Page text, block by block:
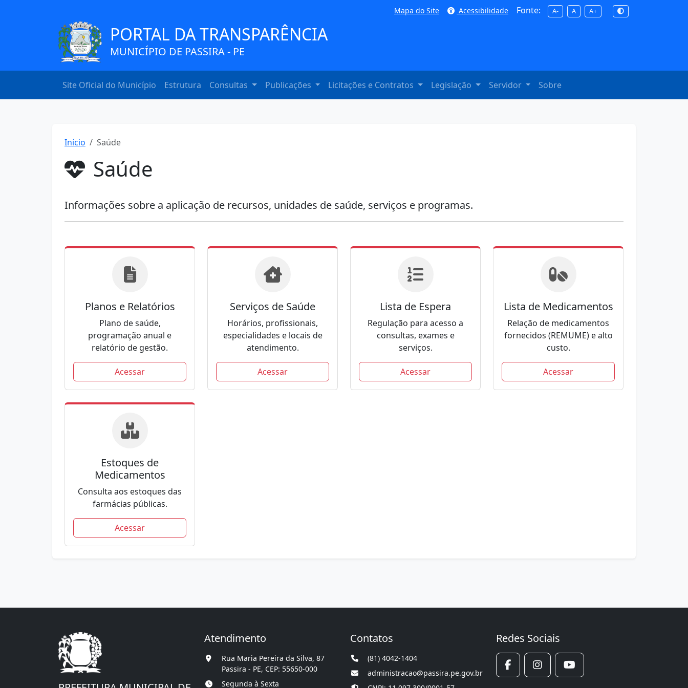
Mapa do Site Acessibilidade Fonte: A- A A+
PORTAL DA TRANSPARÊNCIA
MUNICÍPIO DE PASSIRA - PE
Site Oficial do Município Estrutura Consultas Publicações Licitações e Contratos Legislação Servidor Sobre
Início Saúde
Saúde
Informações sobre a aplicação de recursos, unidades de saúde, serviços e programas.
Planos e Relatórios
Plano de saúde,
programação anual e
relatório de gestão.
Acessar
Serviços de Saúde
Horários, profissionais,
especialidades e locais de
atendimento.
Acessar
Lista de Espera
Regulação para acesso a
consultas, exames e
serviços.
Acessar
Lista de Medicamentos
Relação de medicamentos
fornecidos (REMUME) e alto
custo.
Acessar
Estoques de
Medicamentos
Consulta aos estoques das
farmácias públicas.
Acessar
Atendimento
Rua Maria Pereira da Silva, 87
Passira - PE, CEP: 55650-000
Segunda à Sexta
Contatos
(81) 4042-1404
administracao@passira.pe.gov.br
Redes Sociais